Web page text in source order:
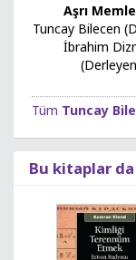
Aşrı
Tuncay Bilecen
İbrahim
Tüm Tuncay
Bu kitaplar